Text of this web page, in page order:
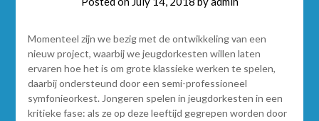
Momenteel zijn we bezig met de ontwikkeling van een
nieuw project, waarbij we jeugdorkesten willen laten
ervaren hoe het is om grote klassieke werken te spelen,
daarbij ondersteund door een semi-professioneel
symfonieorkest. Jongeren spelen in jeugdorkesten in een
kritieke fase: als ze op deze leeftijd gegrepen worden door